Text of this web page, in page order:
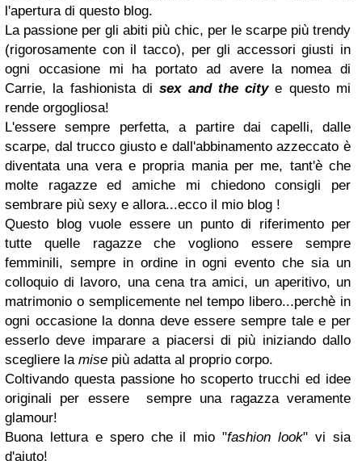
l'apertura di questo blog.
La passione per gli abiti più chic, per le scarpe più trendy
(rigorosamente con il tacco), per gli accessori giusti in
ogni occasione mi ha portato ad avere la nomea di
Carrie, la fashionista di sex and the city e questo mi
rende orgogliosa!
L'essere sempre perfetta, a partire dai capelli, dalle
scarpe, dal trucco giusto e dall'abbinamento azzeccato è
diventata una vera e propria mania per me, tant'è che
molte ragazze ed amiche mi chiedono consigli per
sembrare più sexy e allora...ecco il mio blog !
Questo blog vuole essere un punto di riferimento per
tutte quelle ragazze che vogliono essere sempre
femminili, sempre in ordine in ogni evento che sia un
colloquio di lavoro, una cena tra amici, un aperitivo, un
matrimonio o semplicemente nel tempo libero...perchè in
ogni occasione la donna deve essere sempre tale e per
esserlo deve imparare a piacersi di più iniziando dallo
scegliere lamise più adatta al proprio corpo.
Coltivando questa passione ho scoperto trucchi ed idee
originali per essere sempre una ragazza veramente
glamour!
Buona lettura e spero che il mio "fashion look" vi sia
d'aiuto!